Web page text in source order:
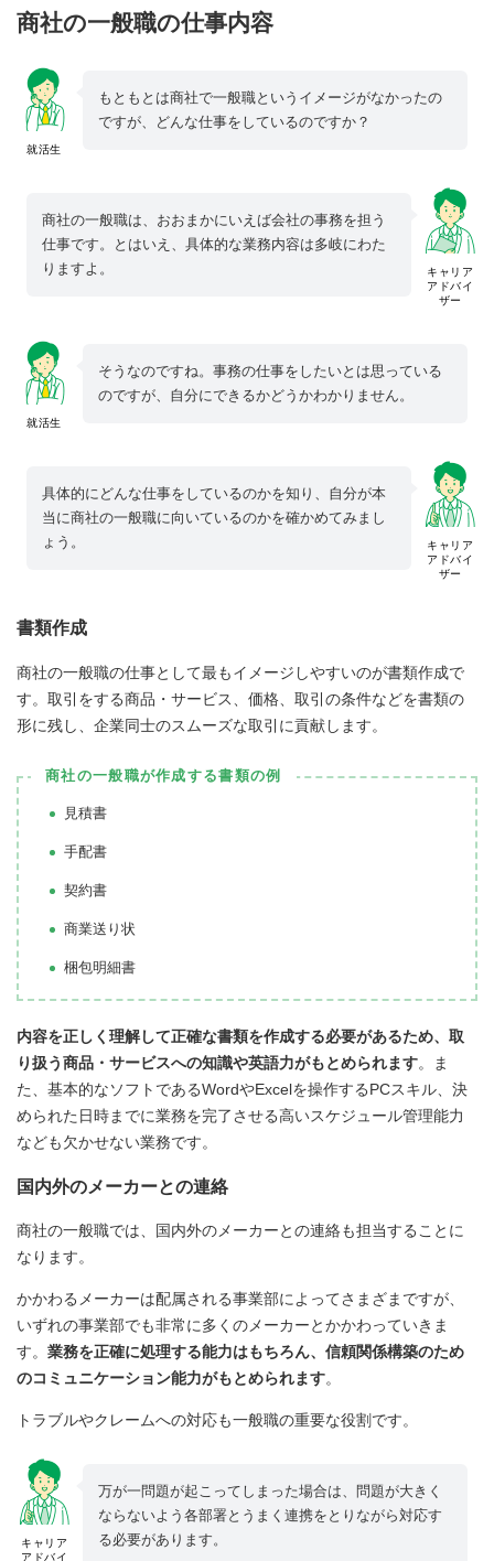
商社の一般職の仕事内容
就活生
もともとは商社で一般職というイメージがなかったの
ですが、どんな仕事をしているのですか？
キャリア
アドバイ
ザー
商社の一般職は、おおまかにいえば会社の事務を担う
仕事です。とはいえ、具体的な業務内容は多岐にわた
りますよ。
就活生
そうなのですね。事務の仕事をしたいとは思っている
のですが、自分にできるかどうかわかりません。
キャリア
アドバイ
ザー
具体的にどんな仕事をしているのかを知り、自分が本
当に商社の一般職に向いているのかを確かめてみまし
ょう。
書類作成
商社の一般職の仕事として最もイメージしやすいのが書類作成で
す。取引をする商品・サービス、価格、取引の条件などを書類の
形に残し、企業同士のスムーズな取引に貢献します。
商社の一般職が作成する書類の例
見積書
手配書
契約書
商業送り状
梱包明細書
内容を正しく理解して正確な書類を作成する必要があるため、取
り扱う商品・サービスへの知識や英語力がもとめられます。ま
た、基本的なソフトであるWordやExcelを操作するPCスキル、決
められた日時までに業務を完了させる高いスケジュール管理能力
なども欠かせない業務です。
国内外のメーカーとの連絡
商社の一般職では、国内外のメーカーとの連絡も担当することに
なります。
かかわるメーカーは配属される事業部によってさまざまですが、
いずれの事業部でも非常に多くのメーカーとかかわっていきま
す。 業務を正確に処理する能力はもちろん、信頼関係構築のため
のコミュニケーション能力がもとめられます。
トラブルやクレームへの対応も一般職の重要な役割です。
キャリア
アドバイ
万が一問題が起こってしまった場合は、問題が大きく
ならないよう各部署とうまく連携をとりながら対応す
る必要があります。